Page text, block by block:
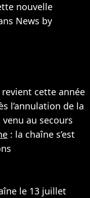
nouvelle
News by
cette année
l’annulation de la
venu au secours
: la chaîne s’est
le 13 juillet